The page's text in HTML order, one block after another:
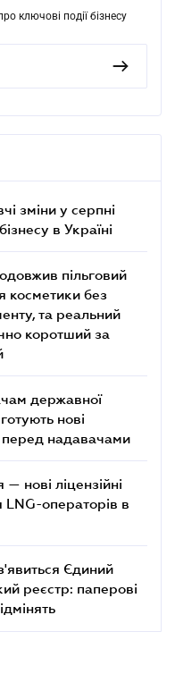
ключові події бізнесу
зміни у серпні
в Україні
пільговий
косметики без
та реальний
коротший за
державної
нові
перед надавачами
нові ліцензійні
операторів в
Єдиний
реєстр: паперові